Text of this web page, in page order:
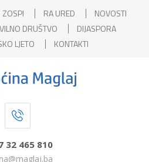
ZOSPI RA URED
NOVOSTI
DRUŠTVO
DIJASPORA
LJETO
KONTAKTI
32 465 810